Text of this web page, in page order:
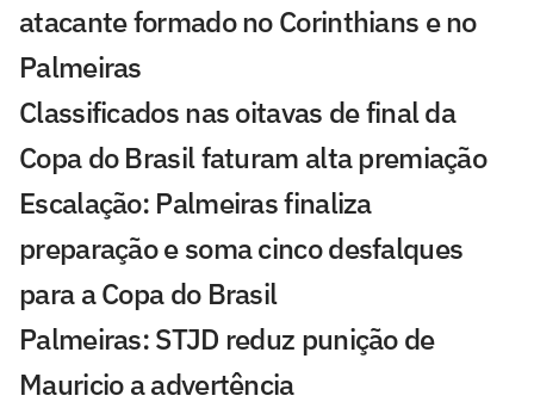
atacante formado no Corinthians e no
Palmeiras
Classificados nas oitavas de final da
Copa do Brasil faturam alta premiação
Escalação: Palmeiras finaliza
preparação e soma cinco desfalques
para a Copa do Brasil
Palmeiras: STJD reduz punição de
Mauricio a advertência